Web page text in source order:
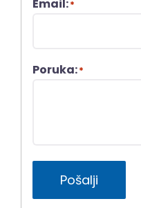
Email:*
Poruka:*
Pošalji